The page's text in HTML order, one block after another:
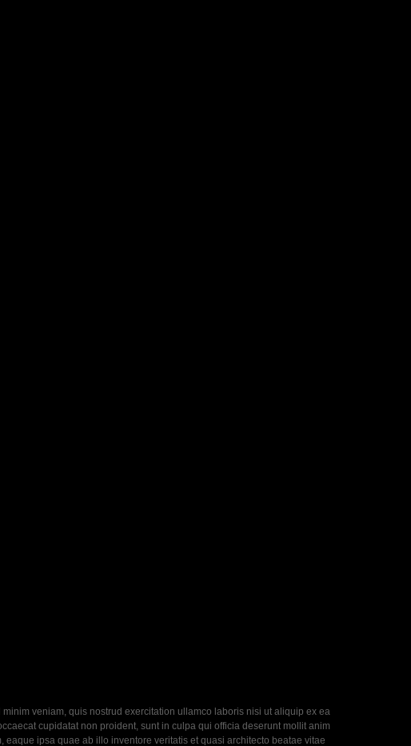
veniam, quis nostrud exercitation ullamco laboris nisi ut aliquip ex ea
cupidatat non proident, sunt in culpa qui officia deserunt mollit anim
ipsa quae ab illo inventore veritatis et quasi architecto beatae vitae